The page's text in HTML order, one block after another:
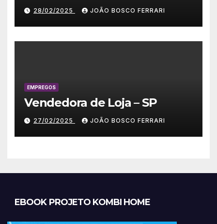
28/02/2025 JOÃO BOSCO FERRARI
EMPREGOS
Vendedora de Loja – SP
27/02/2025 JOÃO BOSCO FERRARI
EBOOK PROJETO KOMBI HOME